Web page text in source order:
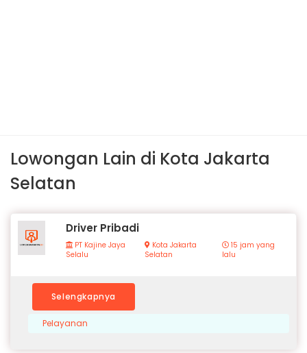
Lowongan Lain di Kota Jakarta
Selatan
Driver Pribadi
PT Kajine Jaya
Selalu
Kota Jakarta
Selatan
15 jam yang
lalu
Selengkapnya
Pelayanan